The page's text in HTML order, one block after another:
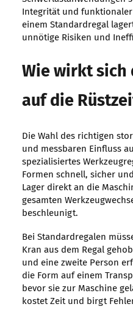
Integrität und
einem Standardregal
unnötige Risiken und
Wie wirkt sich
auf die
Die Wahl des richtigen
und messbaren Einfluss
spezialisiertes
Formen schnell, sicher
Lager direkt an die
gesamten
beschleunigt.
Bei Standardregalen
Kran aus dem Regal
und eine zweite Person
die Form auf einem
bevor sie zur Maschine
kostet Zeit und birgt